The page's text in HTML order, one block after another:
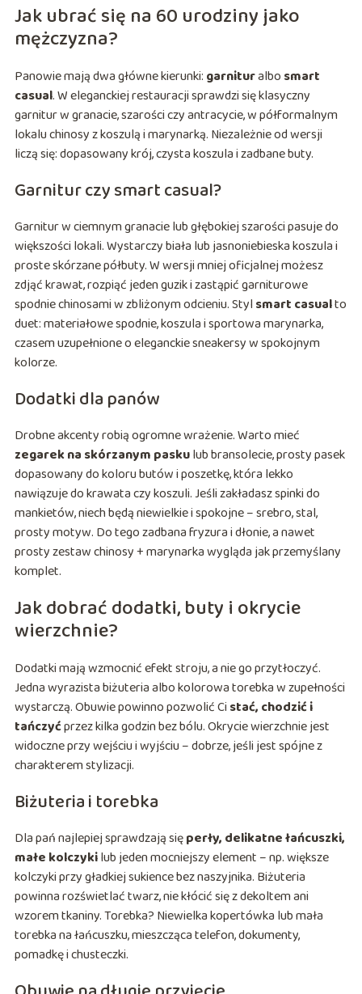
Jak ubrać się na 60 urodziny jako
mężczyzna?
Panowie mają dwa główne kierunki: garnituralbo smart
casual. W eleganckiej restauracji sprawdzi się klasyczny
garnitur w granacie, szarości czy antracycie, w półformalnym
lokalu chinosy z koszulą i marynarką. Niezależnie od wersji
liczą się: dopasowany krój, czysta koszula i zadbane buty.
Garnitur czy smart casual?
Garnitur w ciemnym granacie lub głębokiej szarości pasuje do
większości lokali. Wystarczy biała lub jasnoniebieska koszula i
proste skórzane półbuty. W wersji mniej oficjalnej możesz
zdjąć krawat, rozpiąć jeden guzik i zastąpić garniturowe
spodnie chinosami w zbliżonym odcieniu. Styl smart casualto
duet: materiałowe spodnie, koszula i sportowa marynarka,
czasem uzupełnione o eleganckie sneakersy w spokojnym
kolorze.
Dodatki dla panów
Drobne akcenty robią ogromne wrażenie. Warto mieć
zegarek na skórzanym paskulub bransolecie, prosty pasek
dopasowany do koloru butów i poszetkę, która lekko
nawiązuje do krawata czy koszuli. Jeśli zakładasz spinki do
mankietów, niech będą niewielkie i spokojne – srebro, stal,
prosty motyw. Do tego zadbana fryzura i dłonie, a nawet
prosty zestaw chinosy + marynarka wygląda jak przemyślany
komplet.
Jak dobrać dodatki, buty i okrycie
wierzchnie?
Dodatki mają wzmocnić efekt stroju, a nie go przytłoczyć.
Jedna wyrazista biżuteria albo kolorowa torebka w zupełności
wystarczą. Obuwie powinno pozwolić Ci stać, chodzić i
tańczyćprzez kilka godzin bez bólu. Okrycie wierzchnie jest
widoczne przy wejściu i wyjściu – dobrze, jeśli jest spójne z
charakterem stylizacji.
Biżuteria i torebka
Dla pań najlepiej sprawdzają sięperły, delikatne łańcuszki,
małe kolczykilub jeden mocniejszy element – np. większe
kolczyki przy gładkiej sukience bez naszyjnika. Biżuteria
powinna rozświetlać twarz, nie kłócić się z dekoltem ani
wzorem tkaniny. Torebka? Niewielka kopertówka lub mała
torebka na łańcuszku, mieszcząca telefon, dokumenty,
pomadkę i chusteczki.